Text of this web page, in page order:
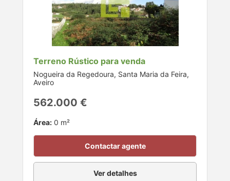
Terreno Rústico para venda
Nogueira da Regedoura, Santa Maria da Feira,
Aveiro
562.000 €
Área: 0 m²
Contactar agente
Ver detalhes